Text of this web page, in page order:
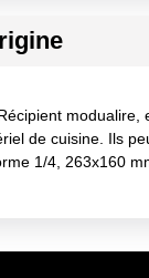
de cuisine. Ils
1/4, 263x160